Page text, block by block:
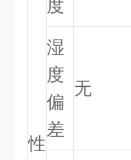
性
度
湿
度
偏
差
无